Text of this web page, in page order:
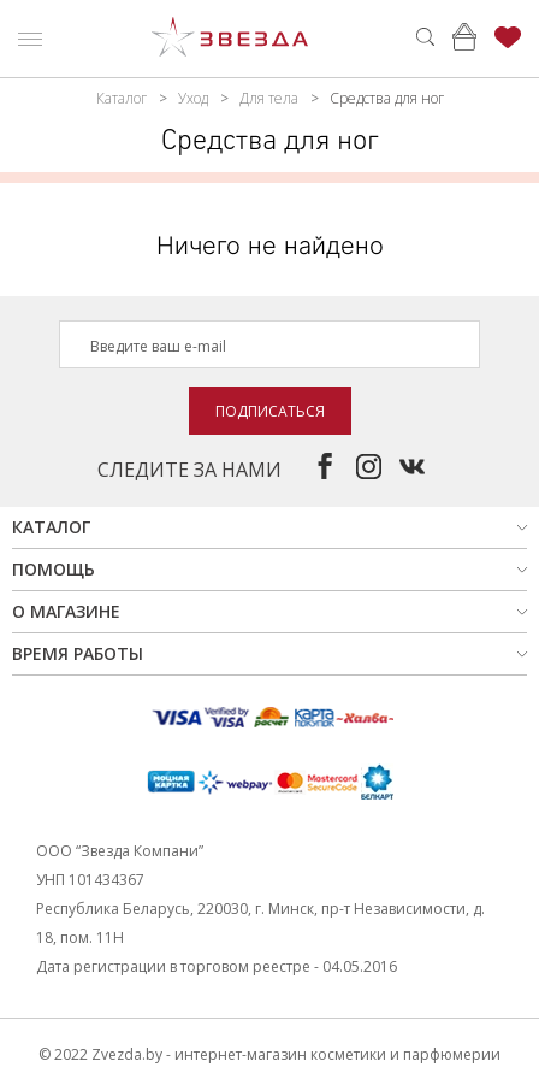
КАТАЛОГ
АДРЕСА
МАГАЗИНОВ
Каталог
ПАРФЮМЕРИЯ
АКСЕССУАРЫ
МУЖЧИНАМ
НОВИНКИ
СЕРВИСЫ
Каталог Уход Для тела Средства для ног
Средства для ног
Ничего не найдено
СЛЕДИТЕ ЗА НАМИ
ПОДПИСАТЬСЯ
КАТАЛОГ
ПОМОЩЬ
О МАГАЗИНЕ
ВРЕМЯ РАБОТЫ
ООО “Звезда Компани”
УНП 101434367
Республика Беларусь, 220030, г. Минск, пр-т Независимости, д.
18, пом. 11Н
Дата регистрации в торговом реестре - 04.05.2016
© 2022 Zvezda.by - интернет-магазин косметики и парфюмерии